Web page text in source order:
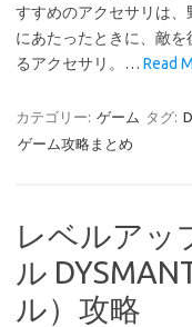
すすめのアクセサリは
にあたったときに、敵
るアクセサリ。… Read
カテゴリー: ゲーム タグ:
ゲーム攻略まとめ
レベルアッ
ル
ル）攻略